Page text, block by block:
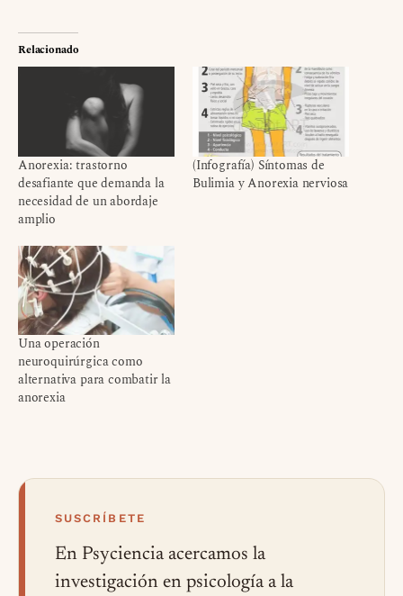
Relacionado
Anorexia: trastorno
desafiante que demanda la
necesidad de un abordaje
amplio
(Infografía) Síntomas de
Bulimia y Anorexia nerviosa
Una operación
neuroquirúrgica como
alternativa para combatir la
anorexia
SUSCRÍBETE
En Psyciencia acercamos la
investigación en psicología a la